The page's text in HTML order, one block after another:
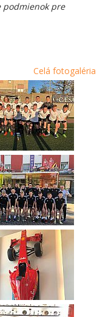
podmienok pre
Celá fotogaléria